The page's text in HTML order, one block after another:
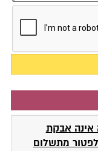
אבקת
מתשלום